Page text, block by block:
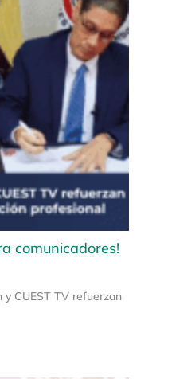
comunicadores!
y CUEST TV refuerzan